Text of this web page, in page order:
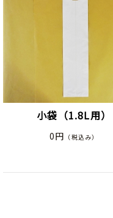
小袋（1.8L用）
0円 （税込み）